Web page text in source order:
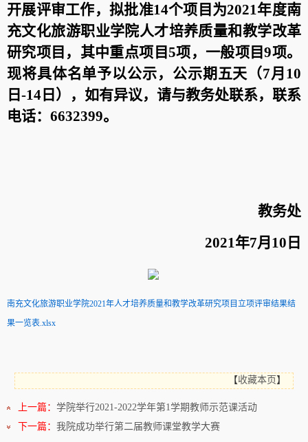
开展评审工作，拟批准14个项目为2021年度南
充文化旅游职业学院人才培养质量和教学改革
研究项目，其中重点项目 5项，一般项目9项。
现将具体名单予以公示，公示期五天（7月 10
日 -14 日），如有异议，请与教务处联系，联系
电话： 6632399。
教务处
2021年7月 10 日
南充文化旅游职业学院2021年人才培养质量和教学改革研究项目立项评审结果结
果一览表.xlsx
【收藏本页】
上一篇： 学院举行2021-2022学年第1学期教师示范课活动
下一篇： 我院成功举行第二届教师课堂教学大赛